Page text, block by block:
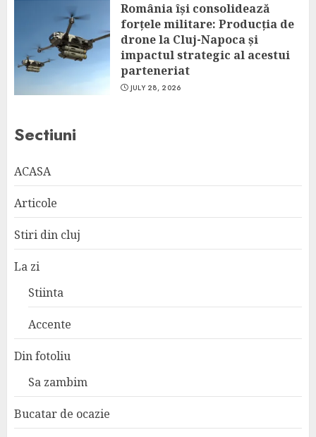
România își consolidează
forțele militare: Producția de
drone la Cluj-Napoca și
impactul strategic al acestui
parteneriat
JULY 28, 2026
Sectiuni
ACASA
Articole
Stiri din cluj
La zi
Stiinta
Accente
Din fotoliu
Sa zambim
Bucatar de ocazie